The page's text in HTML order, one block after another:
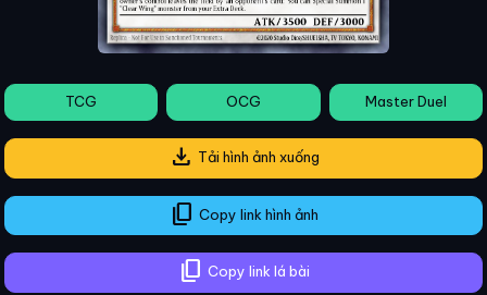
TCG OCG Master Duel
download Tải hình ảnh xuống
content_copy Copy link hình ảnh
content_copy Copy link lá bài